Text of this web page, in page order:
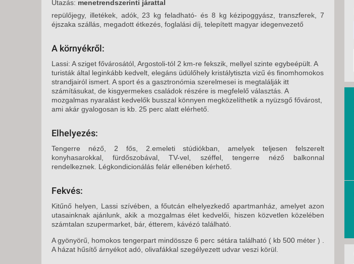
TENGERPARTI
SZÁLLÁSOK
BUDAVÁR TOURS
UTAZÁSOK
Utazás: menetrendszerinti járattal
repülőjegy, illetékek, adók, 23 kg feladható- és 8 kg kézipoggyász, transzferek, 7
éjszaka szállás, megadott étkezés, foglalási díj, telepített magyar idegenvezető
A környékről:
Lassi: A sziget fővárosától, Argostoli-tól 2 km-re fekszik, mellyel szinte egybeépült. A
turisták által leginkább kedvelt, elegáns üdülőhely kristálytiszta vizű és finomhomokos
strandjairól ismert. A sport és a gasztronómia szerelmesei is megtalálják itt
számításukat, de kisgyermekes családok részére is megfelelő választás. A
mozgalmas nyaralást kedvelők busszal könnyen megközelíthetik a nyüzsgő fővárost,
ami akár gyalogosan is kb. 25 perc alatt elérhető.
Elhelyezés:
Tengerre néző, 2 fős, 2.emeleti stúdiókban, amelyek teljesen felszerelt
konyhasarokkal, fürdőszobával, TV-vel, széffel, tengerre néző balkonnal
rendelkeznek. Légkondicionálás felár ellenében kérhető.
Fekvés:
Kitűnő helyen, Lassi szívében, a főutcán elhelyezkedő apartmanház, amelyet azon
utasainknak ajánlunk, akik a mozgalmas élet kedvelői, hiszen közvetlen közelében
számtalan szupermarket, bár, étterem, kávézó található.
A gyönyörű, homokos tengerpart mindössze 6 perc sétára található ( kb 500 méter ) .
A házat hűsítő árnyékot adó, olivafákkal szegélyezett udvar veszi körül.